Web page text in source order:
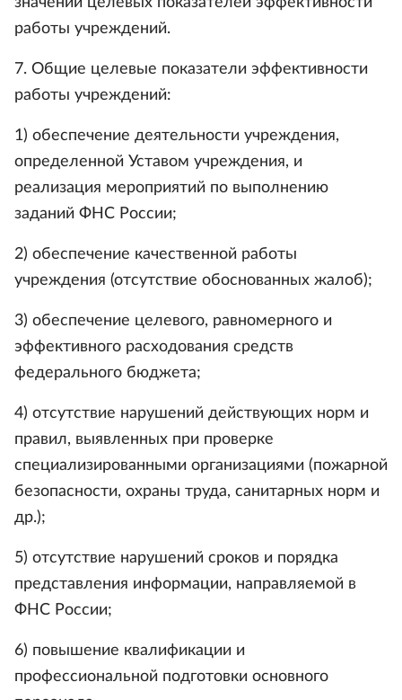
работы учреждений.
7. Общие целевые показатели эффективности
работы учреждений:
1) обеспечение деятельности учреждения,
определенной Уставом учреждения, и
реализация мероприятий по выполнению
заданий ФНС России;
2) обеспечение качественной работы
учреждения (отсутствие обоснованных жалоб);
3) обеспечение целевого, равномерного и
эффективного расходования средств
федерального бюджета;
4) отсутствие нарушений действующих норм и
правил, выявленных при проверке
специализированными организациями (пожарной
безопасности, охраны труда, санитарных норм и
др.);
5) отсутствие нарушений сроков и порядка
представления информации, направляемой в
ФНС России;
6) повышение квалификации и
профессиональной подготовки основного